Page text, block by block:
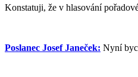
Konstatuji, že v hlasování
Poslanec Josef Janeček: Nyní